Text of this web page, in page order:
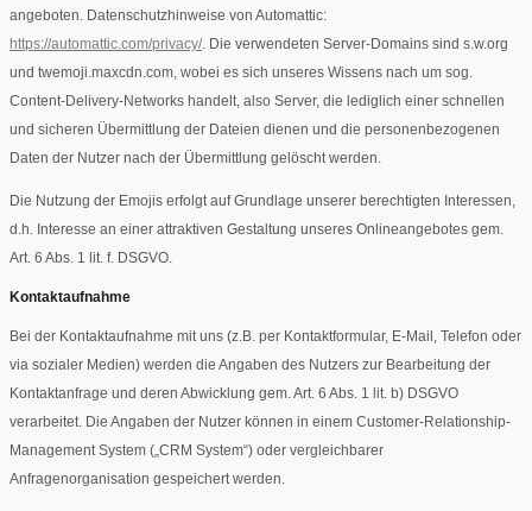
angeboten. Datenschutzhinweise von Automattic:
https://automattic.com/privacy/. Die verwendeten Server-Domains sind s.w.org
und twemoji.maxcdn.com, wobei es sich unseres Wissens nach um sog.
Content-Delivery-Networks handelt, also Server, die lediglich einer schnellen
und sicheren Übermittlung der Dateien dienen und die personenbezogenen
Daten der Nutzer nach der Übermittlung gelöscht werden.
Die Nutzung der Emojis erfolgt auf Grundlage unserer berechtigten Interessen,
d.h. Interesse an einer attraktiven Gestaltung unseres Onlineangebotes gem.
Art. 6 Abs. 1 lit. f. DSGVO.
Kontaktaufnahme
Bei der Kontaktaufnahme mit uns (z.B. per Kontaktformular, E-Mail, Telefon oder
via sozialer Medien) werden die Angaben des Nutzers zur Bearbeitung der
Kontaktanfrage und deren Abwicklung gem. Art. 6 Abs. 1 lit. b) DSGVO
verarbeitet. Die Angaben der Nutzer können in einem Customer-Relationship-
Management System („CRM System“) oder vergleichbarer
Anfragenorganisation gespeichert werden.